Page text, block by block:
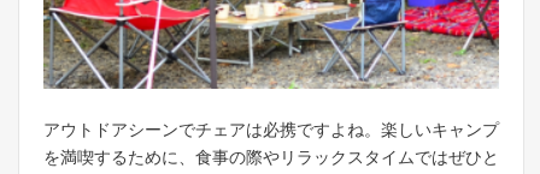
アウトドアシーンでチェアは必携ですよね。楽しいキャンプ
を満喫するために、食事の際やリラックスタイムではぜひと